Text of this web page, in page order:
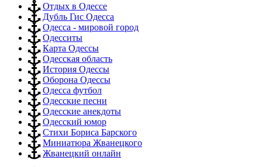
Отдых в Одессе
Дубль Гис Одесса
Одесса - мировой город
Одесситы
Карта Одессы
Одесская область
История Одессы
Оборона Одессы
Одесса футбол
Одесские песни
Одесские анекдоты
Одесский юмор
Стихи Бориса Барского
Миниатюра Жванецкого
Жванецкий онлайн